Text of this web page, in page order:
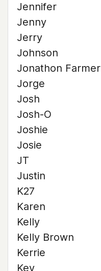
Jennifer
Jenny
Jerry
Johnson
Jonathon Farmer
Jorge
Josh
Josh-O
Joshie
Josie
JT
Justin
K27
Karen
Kelly
Kelly Brown
Kerrie
Kev